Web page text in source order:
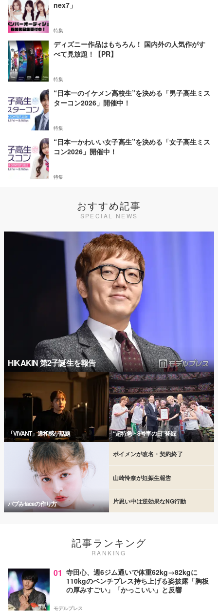
nex7」
特集
ディズニー作品はもちろん！ 国内外の人気作がす
べて見放題！【PR】
特集
“日本一のイケメン高校生”を決める「男子高生ミス
ターコン2026」開催中！
特集
“日本一かわいい女子高生”を決める「女子高生ミス
コン2026」開催中！
特集
おすすめ記事
SPECIAL NEWS
HIKAKIN 第2子誕生を報告
「VIVANT」違和感が話題 “超特急・8号車の日”登録
バブみfaceの作り方
ボイメンが改名・契約終了
山崎怜奈が妊娠生報告
片思い中は逆効果なNG行動
記事ランキング
RANKING
01 寺田心、週6ジム通いで体重62kg→82kgに
110kgのベンチプレス持ち上げる姿披露「胸板
の厚みすごい」「かっこいい」と反響
モデルプレス